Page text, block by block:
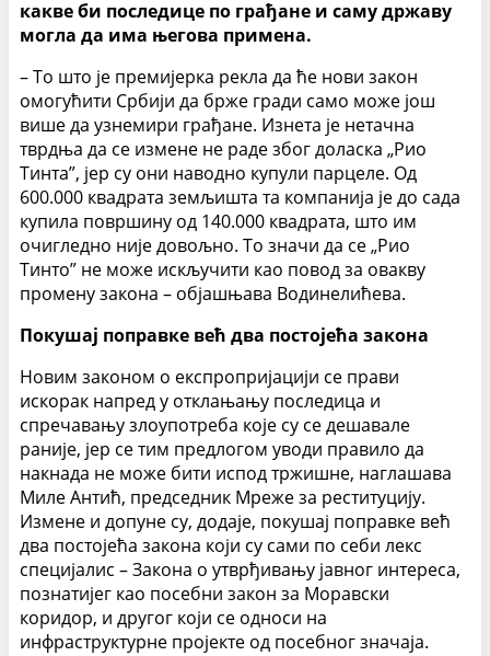
какве би последице по грађане и саму државу
могла да има његова примена.
– То што је премијерка рекла да ће нови закон
омогућити Србији да брже гради само може још
више да узнемири грађане. Изнета је нетачна
тврдња да се измене не раде због доласка „Рио
Тинта”, јер су они наводно купули парцеле. Од
600.000 квадрата земљишта та компанија је до сада
купила површину од 140.000 квадрата, што им
очигледно није довољно. То значи да се „Рио
Тинто” не може искључити као повод за овакву
промену закона – објашњава Водинелићева.
Покушај поправке већ два постојећа закона
Новим законом о експропријацији се прави
искорак напред у отклањању последица и
спречавању злоупотреба које су се дешавале
раније, јер се тим предлогом уводи правило да
накнада не може бити испод тржишне, наглашава
Миле Антић, председник Мреже за реституцију.
Измене и допуне су, додаје, покушај поправке већ
два постојећа закона који су сами по себи лекс
специјалис – Закона о утврђивању јавног интереса,
познатијег као посебни закон за Моравски
коридор, и другог који се односи на
инфраструктурне пројекте од посебног значаја.